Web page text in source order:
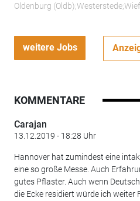
Oldenburg
weitere Jobs
KOMMENTARE
Carajan
13.12.2019 - 18:28 Uhr
Hannover hat zumindest eine
eine so große Messe. Auch
gutes Pflaster. Auch wenn
die Ecke residiert würde ich